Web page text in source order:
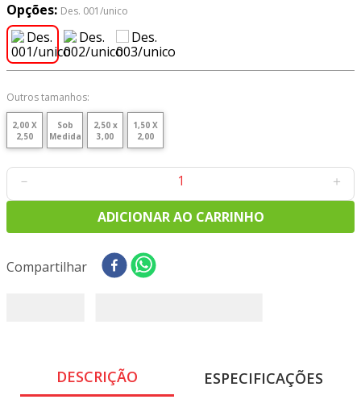
Opções: Des. 001/unico
Outros tamanhos:
2,00 X
2,50
Sob
Medida
2,50 x
3,00
1,50 X
2,00
＋
－
ADICIONAR AO CARRINHO
Compartilhar
DESCRIÇÃO ESPECIFICAÇÕES